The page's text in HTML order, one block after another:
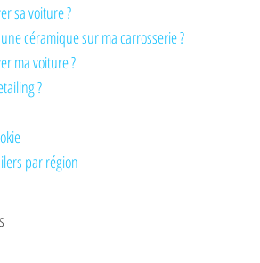
sa voiture ?
céramique sur ma carrosserie ?
ma voiture ?
?
par région